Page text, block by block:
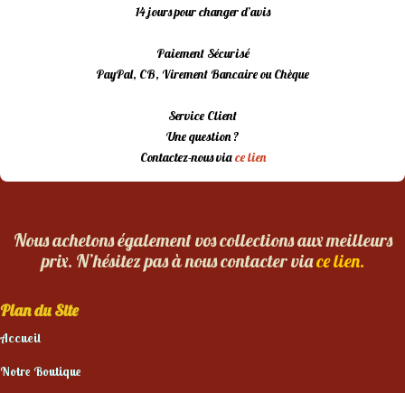
14 jours pour changer d’avis
Paiement Sécurisé
PayPal, CB, Virement Bancaire ou Chèque
Service Client
Une question ?
Contactez-nous viace lien
Nous achetons également vos collections aux meilleurs
prix. N’hésitez pas à nous contacter viace lien.
Plan du Site
Accueil
Notre Boutique